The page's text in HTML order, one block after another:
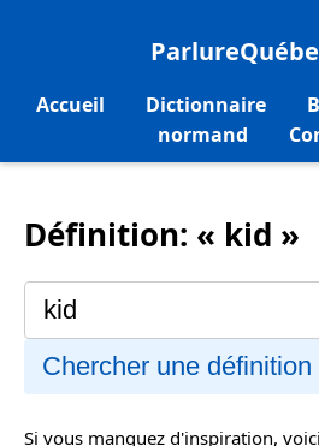
Accueil Dictionnaire
normand
Définition: « kid »
Chercher une définition
Si vous manquez d'inspiration,